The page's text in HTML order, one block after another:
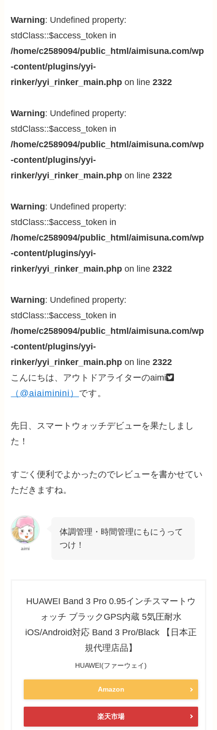
Warning: Undefined property:
stdClass::$access_token in
/home/c2589094/public_html/aimisuna.com/wp
-content/plugins/yyi-
rinker/yyi_rinker_main.php on line2322
Warning: Undefined property:
stdClass::$access_token in
/home/c2589094/public_html/aimisuna.com/wp
-content/plugins/yyi-
rinker/yyi_rinker_main.php on line2322
Warning: Undefined property:
stdClass::$access_token in
/home/c2589094/public_html/aimisuna.com/wp
-content/plugins/yyi-
rinker/yyi_rinker_main.php on line2322
Warning: Undefined property:
stdClass::$access_token in
/home/c2589094/public_html/aimisuna.com/wp
-content/plugins/yyi-
rinker/yyi_rinker_main.php on line2322
こんにちは、アウトドアライターのaimi
（@aiaiminini） です。
先日、スマートウォッチデビューを果たしまし
た！
すごく便利でよかったのでレビューを書かせてい
ただきますね。
aimi
体調管理・時間管理にもにうって
つけ！
HUAWEI Band 3 Pro 0.95インチスマートウ
ォッチ ブラックGPS内蔵 5気圧耐水
iOS/Android対応 Band 3 Pro/Black 【日本正
規代理店品】
HUAWEI(ファーウェイ)
Amazon
楽天市場